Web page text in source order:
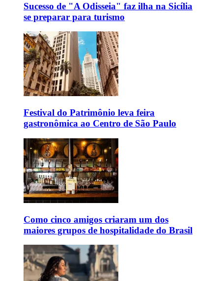
Sucesso de "A Odisseia" faz ilha na Sicília
se preparar para turismo
Festival do Patrimônio leva feira
gastronômica ao Centro de São Paulo
Como cinco amigos criaram um dos
maiores grupos de hospitalidade do Brasil